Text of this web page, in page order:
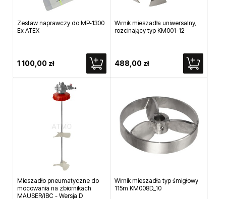
Zestaw naprawczy do MP-1300
Ex ATEX
1 100,00 zł
Wirnik mieszadła uniwersalny,
rozcinający typ KM001-12
488,00 zł
Mieszadło pneumatyczne do
mocowania na zbiornikach
MAUSER/IBC - Wersja D
Wirnik mieszadła typ śmigłowy
115m KM008D_10